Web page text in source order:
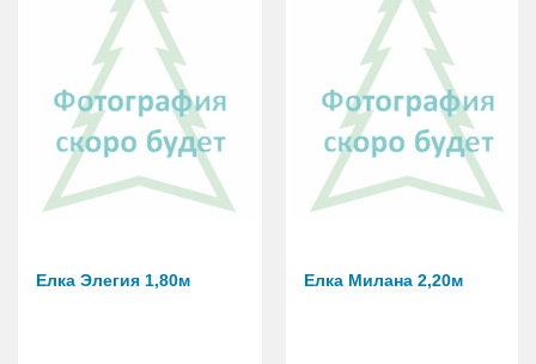
Елка Элегия 1,80м Елка Милана 2,20м